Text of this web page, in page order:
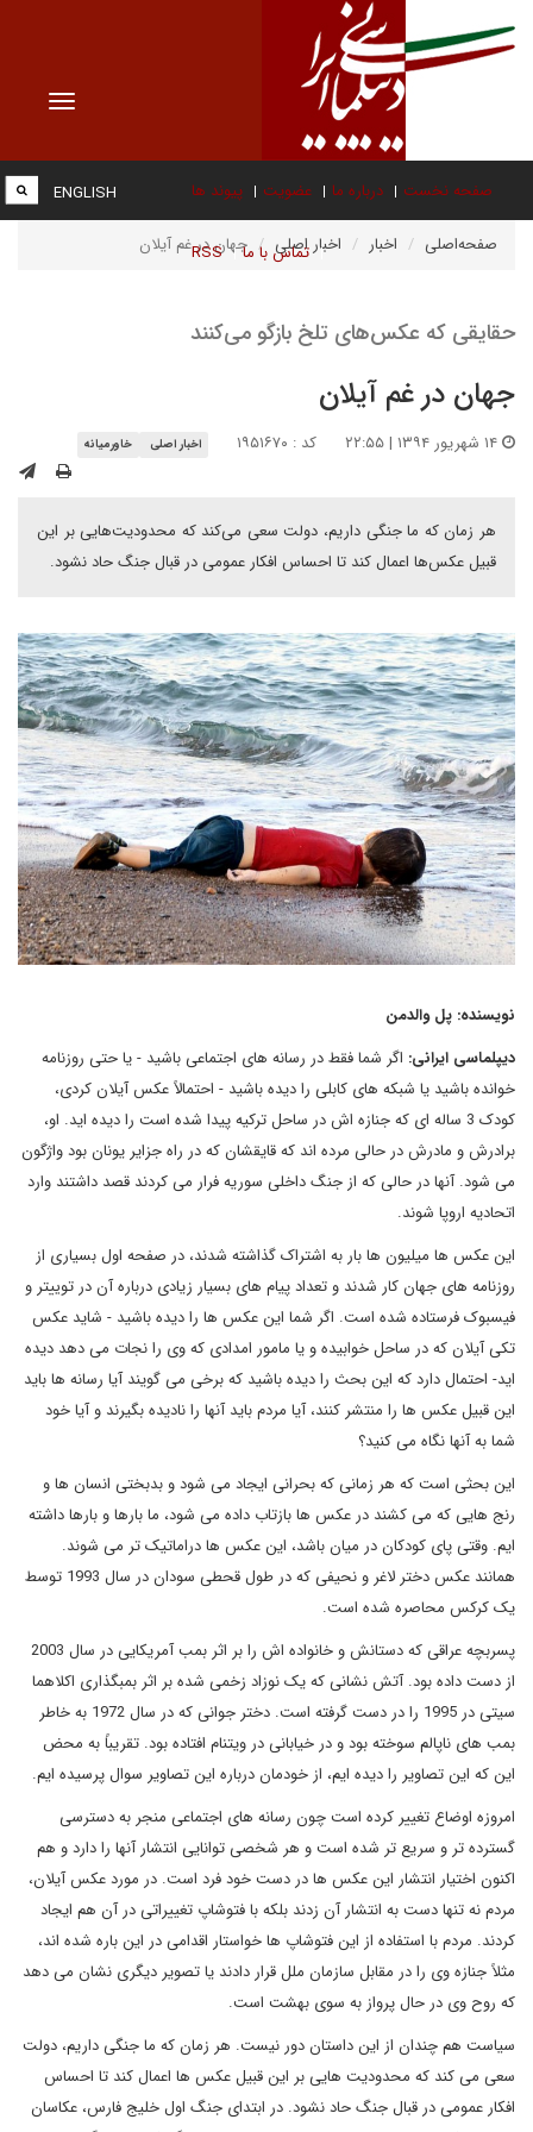
Toggle
صفحه نخست درباره ما عضویت پیوند ها
تماس با ما RSS
ENGLISH
صفحه‌اصلی اخبار اخبار اصلی جهان در غم آیلان
حقایقی که عکس‌های تلخ بازگو می‌کنند
جهان در غم آیلان
کد : ۱۹۵۱۶۷۰ اخبار اصلی خاورمیانه
هر زمان که ما جنگی داریم، دولت سعی می‌کند که محدودیت‌هایی بر این
قبیل عکس‌ها اعمال کند تا احساس افکار عمومی در قبال جنگ حاد نشود.
نویسنده: پل والدمن
دیپلماسی ایرانی: اگر شما فقط در رسانه های اجتماعی باشید - یا حتی روزنامه
خوانده باشید یا شبکه های کابلی را دیده باشید - احتمالاً عکس آیلان کردی،
کودک 3 ساله ای که جنازه اش در ساحل ترکیه پیدا شده است را دیده اید. او،
برادرش و مادرش در حالی مرده اند که قایقشان که در راه جزایر یونان بود واژگون
می شود. آنها در حالی که از جنگ داخلی سوریه فرار می کردند قصد داشتند وارد
اتحادیه اروپا شوند.
این عکس ها میلیون ها بار به اشتراک گذاشته شدند، در صفحه اول بسیاری از
روزنامه های جهان کار شدند و تعداد پیام های بسیار زیادی درباره آن در توییتر و
فیسبوک فرستاده شده است. اگر شما این عکس ها را دیده باشید - شاید عکس
تکی آیلان که در ساحل خوابیده و یا مامور امدادی که وی را نجات می دهد دیده
اید- احتمال دارد که این بحث را دیده باشید که برخی می گویند آیا رسانه ها باید
این قبیل عکس ها را منتشر کنند، آیا مردم باید آنها را نادیده بگیرند و آیا خود
شما به آنها نگاه می کنید؟
این بحثی است که هر زمانی که بحرانی ایجاد می شود و بدبختی انسان ها و
رنج هایی که می کشند در عکس ها بازتاب داده می شود، ما بارها و بارها داشته
ایم. وقتی پای کودکان در میان باشد، این عکس ها دراماتیک تر می شوند.
همانند عکس دختر لاغر و نحیفی که در طول قحطی سودان در سال 1993 توسط
یک کرکس محاصره شده است.
پسربچه عراقی که دستانش و خانواده اش را بر اثر بمب آمریکایی در سال 2003
از دست داده بود. آتش نشانی که یک نوزاد زخمی شده بر اثر بمبگذاری اکلاهما
سیتی در 1995 را در دست گرفته است. دختر جوانی که در سال 1972 به خاطر
بمب های ناپالم سوخته بود و در خیابانی در ویتنام افتاده بود. تقریباً به محض
این که این تصاویر را دیده ایم، از خودمان درباره این تصاویر سوال پرسیده ایم.
امروزه اوضاع تغییر کرده است چون رسانه های اجتماعی منجر به دسترسی
گسترده تر و سریع تر شده است و هر شخصی توانایی انتشار آنها را دارد و هم
اکنون اختیار انتشار این عکس ها در دست خود فرد است. در مورد عکس آیلان،
مردم نه تنها دست به انتشار آن زدند بلکه با فتوشاپ تغییراتی در آن هم ایجاد
کردند. مردم با استفاده از این فتوشاپ ها خواستار اقدامی در این باره شده اند،
مثلاً جنازه وی را در مقابل سازمان ملل قرار دادند یا تصویر دیگری نشان می دهد
که روح وی در حال پرواز به سوی بهشت است.
سیاست هم چندان از این داستان دور نیست. هر زمان که ما جنگی داریم، دولت
سعی می کند که محدودیت هایی بر این قبیل عکس ها اعمال کند تا احساس
افکار عمومی در قبال جنگ حاد نشود. در ابتدای جنگ اول خلیج فارس، عکاسان